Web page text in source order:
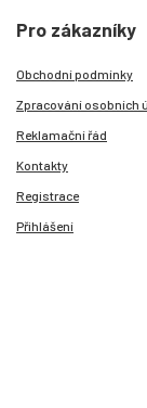
Pro zákazníky
Obchodní podmínky
Zpracování osobních
Reklamační řád
Kontakty
Registrace
Přihlášení